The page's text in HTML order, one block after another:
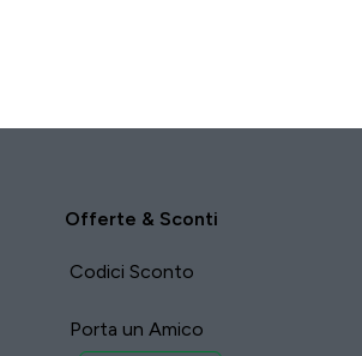
Offerte & Sconti
Codici Sconto
Porta un Amico